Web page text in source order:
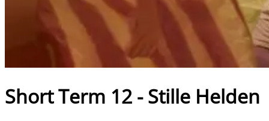
Short Term 12 - Stille Helden